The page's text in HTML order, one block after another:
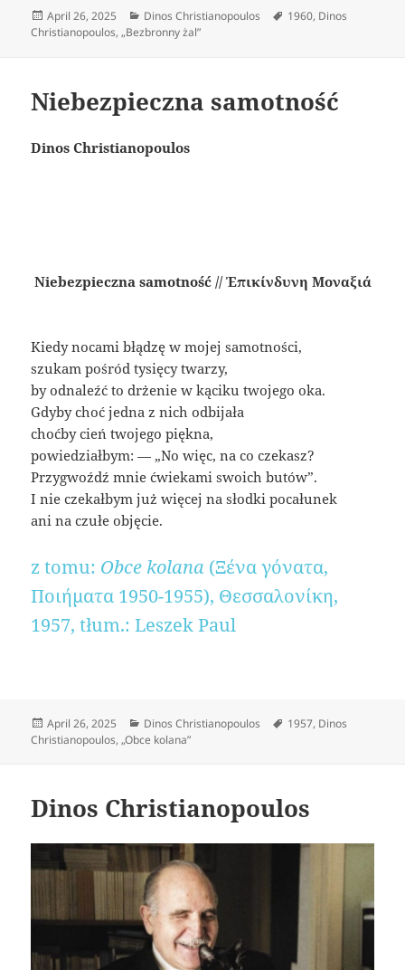
Posted
on
April 26, 2025 Categories
Dinos Christianopoulos Tags
1960, Dinos
Christianopoulos,„Bezbronny żal”
Niebezpieczna samotność
Dinos Christianopoulos
Niebezpieczna samotność // Ἐπικίνδυνη Μοναξιά
Kiedy nocami błądzę w mojej samotności,
szukam pośród tysięcy twarzy,
by odnaleźć to drżenie w kąciku twojego oka.
Gdyby choć jedna z nich odbijała
choćby cień twojego piękna,
powiedziałbym: — „No więc, na co czekasz?
Przygwoźdź mnie ćwiekami swoich butów”.
I nie czekałbym już więcej na słodki pocałunek
ani na czułe objęcie.
z tomu: Obce kolana (Ξένα γόνατα,
Ποιήματα 1950-1955), Θεσσαλονίκη,
1957, tłum.: Leszek Paul
Posted
on
April 26, 2025 Categories
Dinos Christianopoulos Tags
1957, Dinos
Christianopoulos,„Obce kolana”
Dinos Christianopoulos